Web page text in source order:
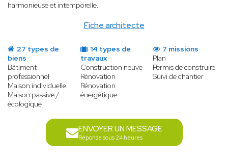
Fiche architecte
harmonieuse et intemporelle.
27 types de
biens
Bâtiment
professionnel
Maison individuelle
Maison passive /
écologique
14 types de
travaux
Construction neuve
Rénovation
Rénovation
énergétique
7 missions
Plan
Permis de construire
Suivi de chantier
ENVOYER UN MESSAGE
Réponse sous 24 heures